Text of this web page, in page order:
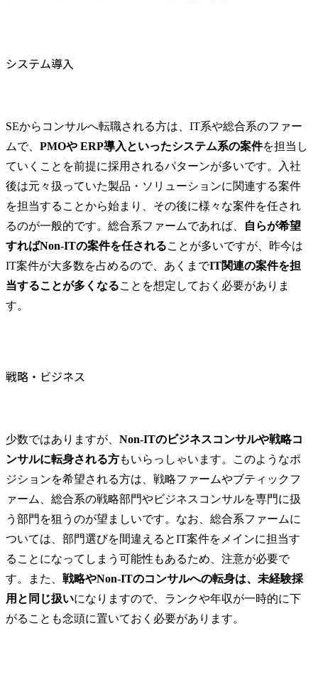
システム導入
SEからコンサルへ転職される方は、IT系や総合系のファー
ムで、 PMOや ERP導入といったシステム系の案件を担当し
ていくことを前提に採用されるパターンが多いです。入社
後は元々扱っていた製品・ソリューションに関連する案件
を担当することから始まり、その後に様々な案件を任され
るのが一般的です。総合系ファームであれば、
自らが希望
すればNon-ITの案件を任されることが多いですが、昨今は
IT案件が大多数を占めるので、あくまでIT関連の案件を担
当することが多くなることを想定しておく必要がありま
す。
戦略・ビジネス
少数ではありますが、 Non-ITのビジネスコンサルや戦略コ
ンサルに転身される方もいらっしゃいます。このようなポ
ジションを希望される方は、戦略ファームやブティックフ
ァーム、総合系の戦略部門やビジネスコンサルを専門に扱
う部門を狙うのが望ましいです。なお、総合系ファームに
ついては、部門選びを間違えるとIT案件をメインに担当す
ることになってしまう可能性もあるため、注意が必要で
す。また、 戦略やNon-ITのコンサルへの転身は、未経験採
用と同じ扱いになりますので、ランクや年収が一時的に下
がることも念頭に置いておく必要があります。